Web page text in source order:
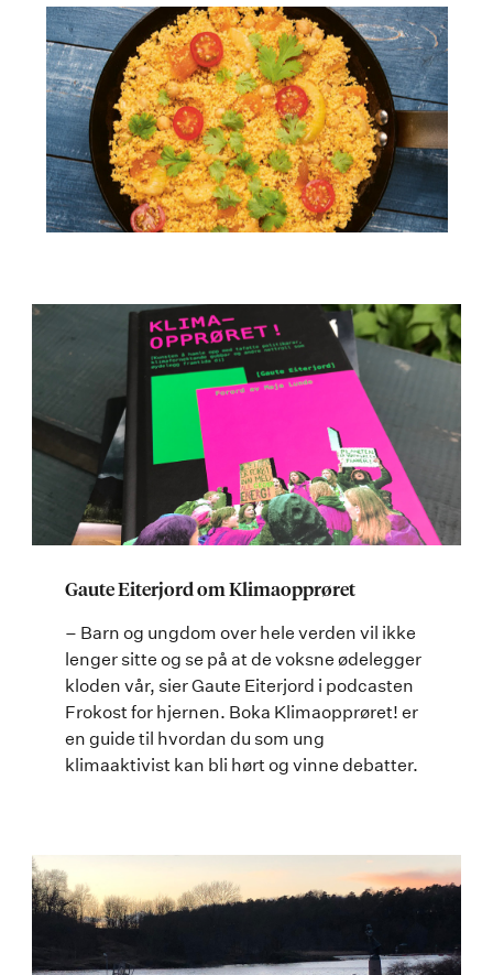
Gaute Eiterjord om Klimaopprøret
– Barn og ungdom over hele verden vil ikke
lenger sitte og se på at de voksne ødelegger
kloden vår, sier Gaute Eiterjord i podcasten
Frokost for hjernen. Boka Klimaopprøret! er
en guide til hvordan du som ung
klimaaktivist kan bli hørt og vinne debatter.